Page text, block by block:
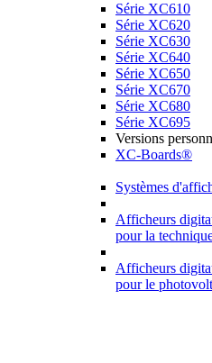
Série XC610
Série XC620
Série XC630
Série XC640
Série XC650
Série XC670
Série XC680
Série XC695
Versions
XC-Boards®
Systèmes
Afficheurs
pour la
Afficheurs
pour le